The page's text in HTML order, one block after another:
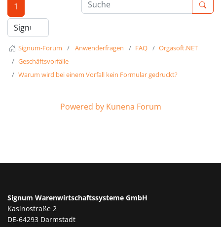
1
Signum-Forum Anwenderfragen FAQ
Orgasoft.NET
Geschäftsvorfälle
Warum wird bei einem Vorfall kein Formular gedruckt?
Powered by Kunena Forum
Signum Warenwirtschaftssysteme GmbH
Kasinostraße 2
DE-64293 Darmstadt